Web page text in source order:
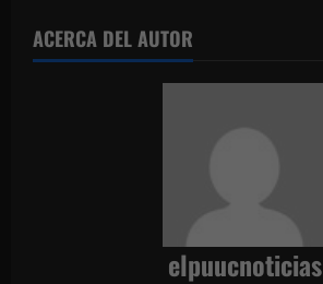
ACERCA DEL AUTOR
elpuucnoticias